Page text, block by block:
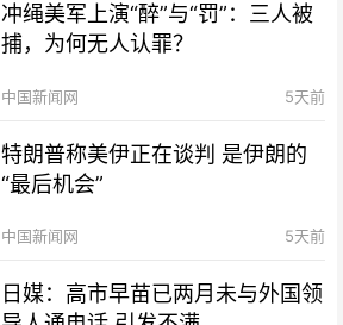
冲绳美军上演“醉”与“罚”：三人被
捕，为何无人认罪？
中国新闻网 5天前
特朗普称美伊正在谈判 是伊朗的
“最后机会”
中国新闻网 5天前
日媒：高市早苗已两月未与外国领